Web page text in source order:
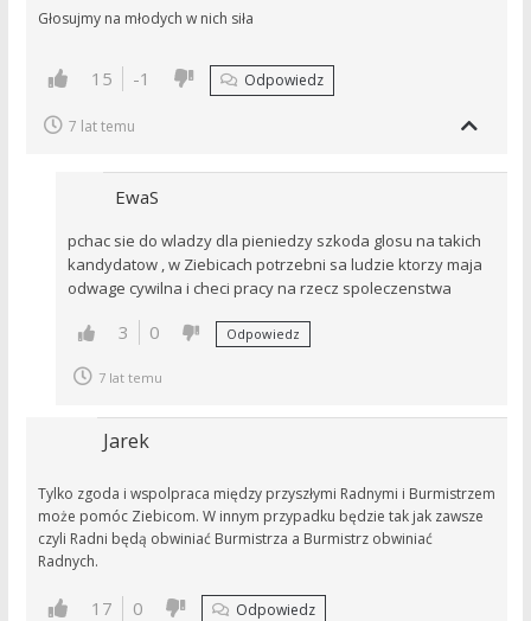
Głosujmy na młodych w nich siła
15 -1 Odpowiedz
7 lat temu
EwaS
pchac sie do wladzy dla pieniedzy szkoda glosu na takich
kandydatow , w Ziebicach potrzebni sa ludzie ktorzy maja
odwage cywilna i checi pracy na rzecz spoleczenstwa
3 0 Odpowiedz
7 lat temu
Jarek
Tylko zgoda i wspolpraca między przyszłymi Radnymi i Burmistrzem
może pomóc Ziebicom. W innym przypadku będzie tak jak zawsze
czyli Radni będą obwiniać Burmistrza a Burmistrz obwiniać
Radnych.
17 0 Odpowiedz